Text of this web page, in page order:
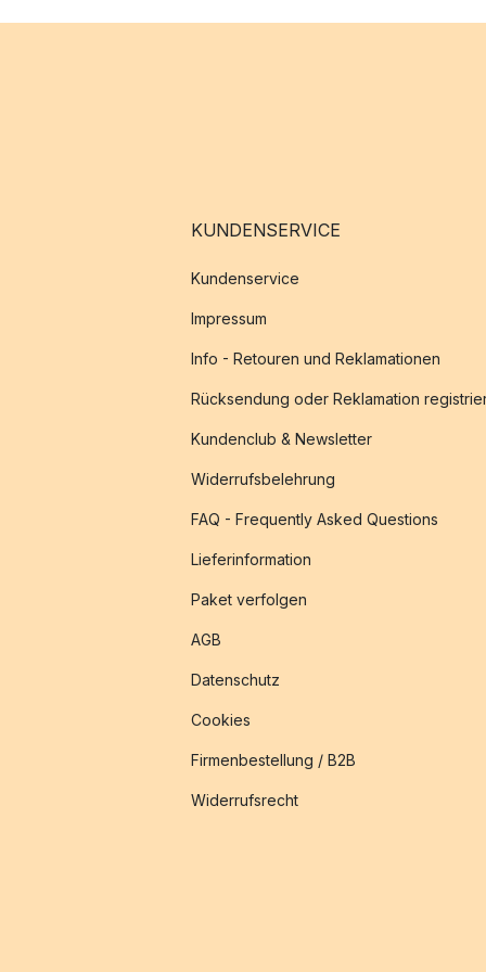
KUNDENSERVICE
Kundenservice
Impressum
Info - Retouren und Reklamationen
Rücksendung oder Reklamation
Kundenclub & Newsletter
Widerrufsbelehrung
FAQ - Frequently Asked Questions
Lieferinformation
Paket verfolgen
AGB
Datenschutz
Cookies
Firmenbestellung / B2B
Widerrufsrecht